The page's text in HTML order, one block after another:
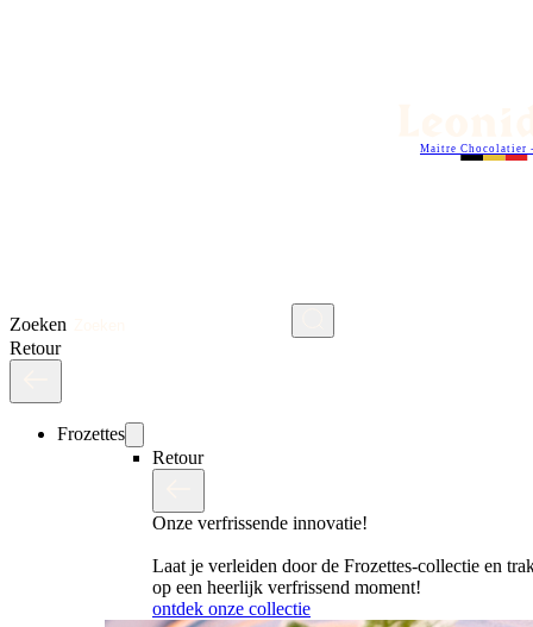
Zoeken
Maitre Chocolatier
Retour
Frozettes
Retour
Onze verfrissende innovatie!
Laat je verleiden door de Frozettes-collectie en
op een heerlijk verfrissend moment!
ontdek onze collectie